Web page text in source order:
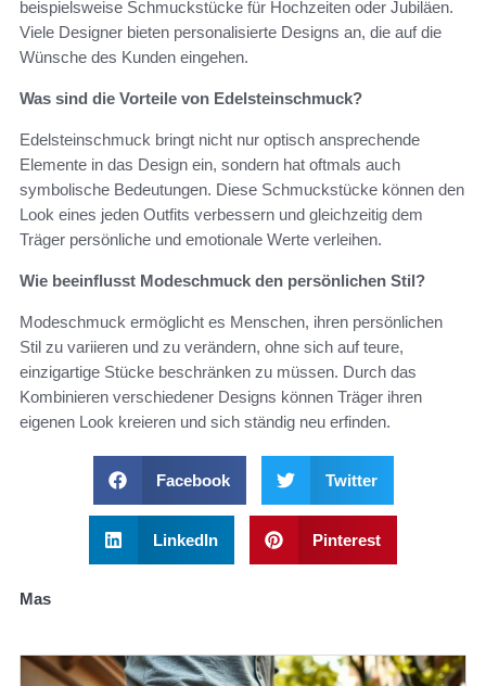
beispielsweise Schmuckstücke für Hochzeiten oder Jubiläen.
Viele Designer bieten personalisierte Designs an, die auf die
Wünsche des Kunden eingehen.
Was sind die Vorteile von Edelsteinschmuck?
Edelsteinschmuck bringt nicht nur optisch ansprechende
Elemente in das Design ein, sondern hat oftmals auch
symbolische Bedeutungen. Diese Schmuckstücke können den
Look eines jeden Outfits verbessern und gleichzeitig dem
Träger persönliche und emotionale Werte verleihen.
Wie beeinflusst Modeschmuck den persönlichen Stil?
Modeschmuck ermöglicht es Menschen, ihren persönlichen
Stil zu variieren und zu verändern, ohne sich auf teure,
einzigartige Stücke beschränken zu müssen. Durch das
Kombinieren verschiedener Designs können Träger ihren
eigenen Look kreieren und sich ständig neu erfinden.
Facebook Twitter
LinkedIn Pinterest
Mas